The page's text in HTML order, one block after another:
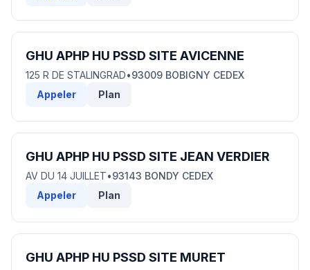
GHU APHP HU PSSD SITE AVICENNE
125 R DE STALINGRAD•93009 BOBIGNY CEDEX
Appeler
Plan
GHU APHP HU PSSD SITE JEAN VERDIER
AV DU 14 JUILLET•93143 BONDY CEDEX
Appeler
Plan
GHU APHP HU PSSD SITE MURET